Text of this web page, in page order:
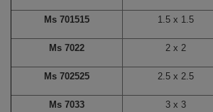
Ms 701515 1.5 x 1.5
Ms 7022 2 x 2
Ms 702525 2.5 x 2.5
Ms 7033 3 x 3